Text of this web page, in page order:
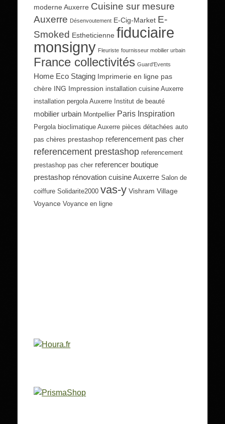
moderne Auxerre Cuisine sur mesure
Auxerre Désenvoutement E-Cig-Market E-
Smoked Estheticienne fiduciaire
monsigny Fleuriste fournisseur mobilier urbain
France collectivités Guard'Events
Home Eco Staging Imprimerie en ligne pas
chère ING Impression installation cuisine Auxerre
installation pergola Auxerre
Institut de beauté
mobilier urbain Montpellier Paris Inspiration
Pergola bioclimatique Auxerre pièces détachées auto
pas chères prestashop referencement pas cher
referencement prestashop referencement
prestashop pas cher referencer boutique
prestashop rénovation cuisine Auxerre Salon de
coiffure Solidarite2000 vas-y Vishram Village
Voyance Voyance en ligne